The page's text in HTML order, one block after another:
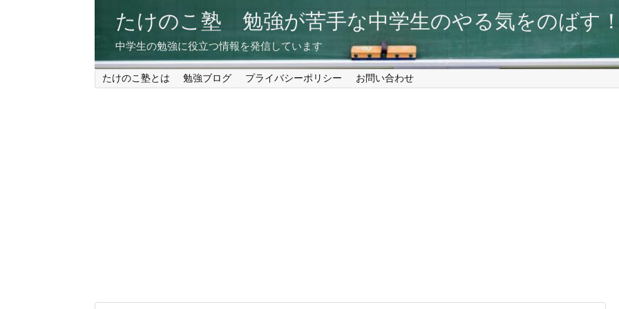
たけのこ塾 勉強が苦手な中学生のやる気をのば
中学生の勉強に役立つ情報を発信しています
たけのこ塾とは 勉強ブログ プライバシーポリシー お問い合わせ